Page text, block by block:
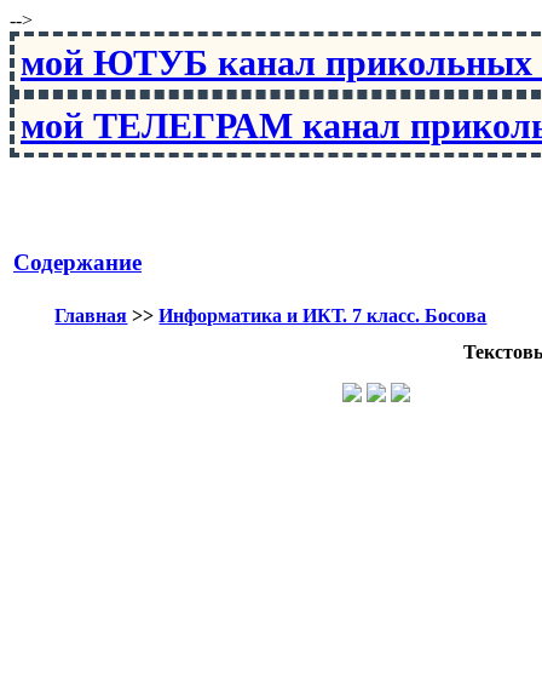
-->
мой ЮТУБ канал
мой ТЕЛЕГРАМ канал
Содержание
Главная >>Информатика и ИКТ. 7 класс. Босова